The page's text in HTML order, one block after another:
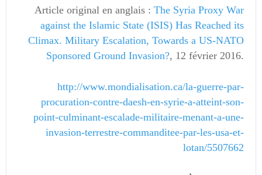
Article original en anglais : The Syria Proxy War
against the Islamic State (ISIS) Has Reached its
Climax. Military Escalation, Towards a US-NATO
Sponsored Ground Invasion?, 12 février 2016.
http://www.mondialisation.ca/la-guerre-par-
procuration-contre-daesh-en-syrie-a-atteint-son-
point-culminant-escalade-militaire-menant-a-une-
invasion-terrestre-commanditee-par-les-usa-et-
lotan/5507662